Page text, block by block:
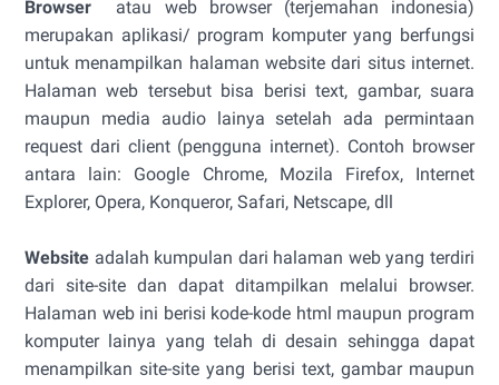
Browser atau web browser (terjemahan indonesia)
merupakan aplikasi/ program komputer yang berfungsi
untuk menampilkan halaman website dari situs internet.
Halaman web tersebut bisa berisi text, gambar, suara
maupun media audio lainya setelah ada permintaan
request dari client (pengguna internet). Contoh browser
antara lain: Google Chrome, Mozila Firefox, Internet
Explorer, Opera, Konqueror, Safari, Netscape, dll
Website adalah kumpulan dari halaman web yang terdiri
dari site-site dan dapat ditampilkan melalui browser.
Halaman web ini berisi kode-kode html maupun program
komputer lainya yang telah di desain sehingga dapat
menampilkan site-site yang berisi text, gambar maupun